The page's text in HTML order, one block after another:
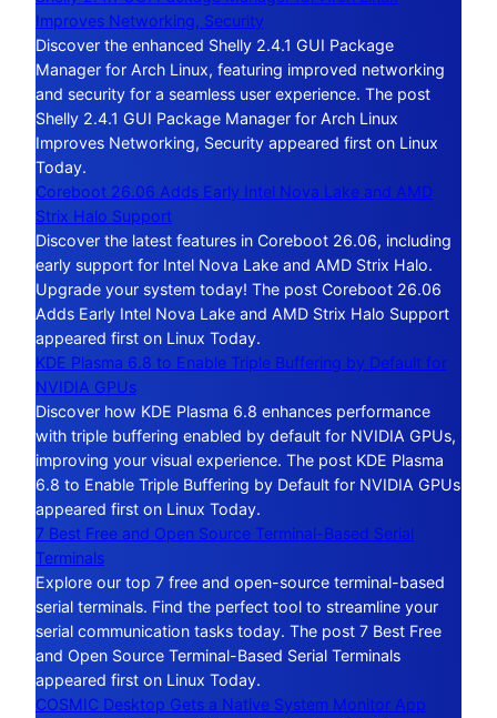
Improves Networking, Security
Discover the enhanced Shelly 2.4.1 GUI Package
Manager for Arch Linux, featuring improved networking
and security for a seamless user experience. The post
Shelly 2.4.1 GUI Package Manager for Arch Linux
Improves Networking, Security appeared first on Linux
Today.
Coreboot 26.06 Adds Early Intel Nova Lake and AMD
Strix Halo Support
Discover the latest features in Coreboot 26.06, including
early support for Intel Nova Lake and AMD Strix Halo.
Upgrade your system today! The post Coreboot 26.06
Adds Early Intel Nova Lake and AMD Strix Halo Support
appeared first on Linux Today.
KDE Plasma 6.8 to Enable Triple Buffering by Default for
NVIDIA GPUs
Discover how KDE Plasma 6.8 enhances performance
with triple buffering enabled by default for NVIDIA GPUs,
improving your visual experience. The post KDE Plasma
6.8 to Enable Triple Buffering by Default for NVIDIA GPUs
appeared first on Linux Today.
7 Best Free and Open Source Terminal-Based Serial
Terminals
Explore our top 7 free and open-source terminal-based
serial terminals. Find the perfect tool to streamline your
serial communication tasks today. The post 7 Best Free
and Open Source Terminal-Based Serial Terminals
appeared first on Linux Today.
COSMIC Desktop Gets a Native System Monitor App